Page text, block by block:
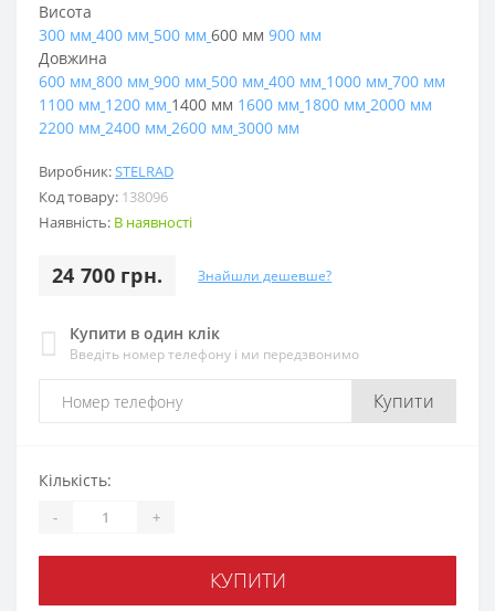
Виробник:STELRAD
Код товару: 138096
Наявність: В наявності
24 700 грн. Знайшли дешевше?
Купити в один клік
Введіть номер телефону і ми передзвонимо
Купити
Висота
300 мм 400 мм 500 мм 600 мм 900 мм
Довжина
600 мм 800 мм 900 мм 500 мм 400 мм 1000 мм 700 мм
1100 мм 1200 мм 1400 мм 1600 мм 1800 мм 2000 мм
2200 мм 2400 мм 2600 мм 3000 мм
Кількість:
- +
КУПИТИ